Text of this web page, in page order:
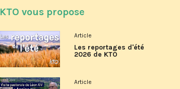
KTO vous propose
Article
Les reportages d'été
2026 de KTO
Article